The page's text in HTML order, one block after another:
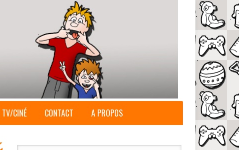
TV/CINÉ CONTACT A PROPOS